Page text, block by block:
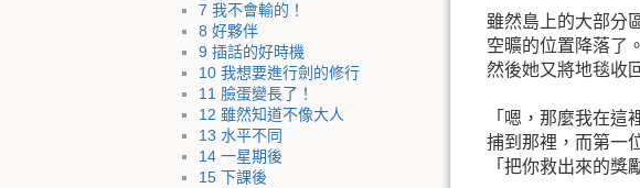
7 我不會輸的！
8 好夥伴
9 插話的好時機
10 我想要進行劍的修行
11 臉蛋變長了！
12 雖然知道不像大人
13 水平不同
14 一星期後
15 下課後
雖然島上的大部分
空曠的位置降落了。
然後她又將地毯收
「嗯，那麼我在
捕到那裡，而第一
「把你救出來的獎